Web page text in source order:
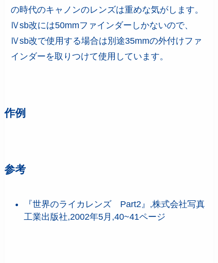
の時代のキャノンのレンズは重めな気がします。
Ⅳsb改には50mmファインダーしかないので、
Ⅳsb改で使用する場合は別途35mmの外付けファ
インダーを取りつけて使用しています。
作例
参考
『世界のライカレンズ Part2』,株式会社写真
工業出版社,2002年5月,40~41ページ